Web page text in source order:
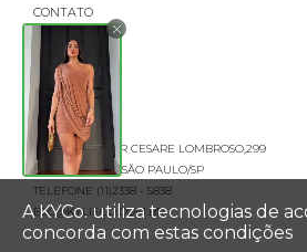
CONTATO
RUA PROFESSOR CESARE LOMBROSO,299
CEP 01121-022 - SÃO PAULO/SP
TELEFONE (11)2338 - 5838
B2C@KYLIECO.COM.BR
A KYCo. utiliza tecnologias de
concorda com estas condições